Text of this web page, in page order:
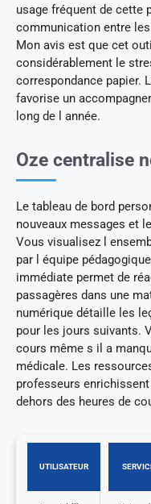
usage fréquent de cette
communication entre
Mon avis est que cet
considérablement le
correspondance papier.
favorise un
long de l année.
Oze centralise
Le tableau de bord
nouveaux messages et
Vous visualisez l
par l équipe
immédiate permet de
passagères dans une
numérique détaille les
pour les jours suivants.
cours même s il a
médicale. Les
professeurs
dehors des heures de
UTILISATEUR